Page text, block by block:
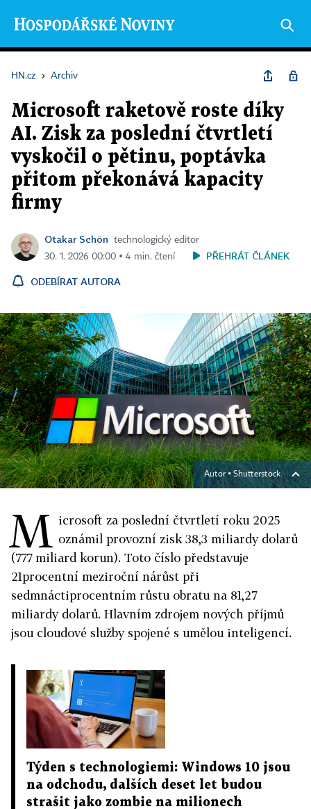
HN.cz › Archiv
Microsoft raketově roste díky
AI. Zisk za poslední čtvrtletí
vyskočil o pětinu, poptávka
přitom překonává kapacity
firmy
Otakar Schön
technologický editor
30. 1. 2026 00:00 ▪ 4 min. čtení
PŘEHRÁT ČLÁNEK
ODEBÍRAT AUTORA
Autor ▪Shutterstock
M icrosoft za poslední čtvrtletí roku 2025
oznámil provozní zisk 38,3 miliardy dolarů
(777 miliard korun). Toto číslo představuje
21procentní meziroční nárůst při
sedmnáctiprocentním růstu obratu na 81,27
miliardy dolarů. Hlavním zdrojem nových příjmů
jsou cloudové služby spojené s umělou inteligencí.
Týden s technologiemi: Windows 10 jsou
na odchodu, dalších deset let budou
strašit jako zombie na milionech